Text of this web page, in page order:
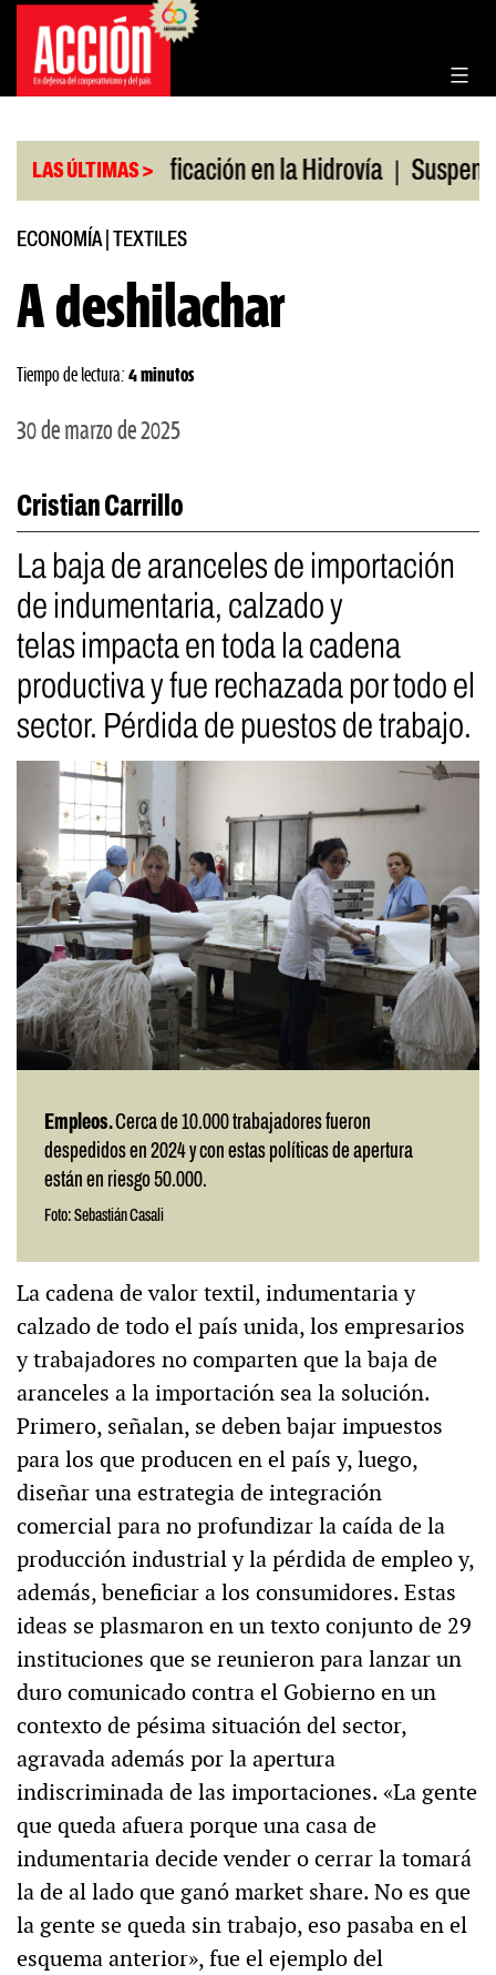
Saltar
contenido
LAS ÚLTIMAS >
| Bonificación en la Hidrovía | Suspenden
ECONOMÍA| TEXTILES
A deshilachar
Tiempo de lectura: 4 minutos
30 de marzo de 2025
Cristian Carrillo
La baja de aranceles de importación
de indumentaria, calzado y
telas impacta en toda la cadena
productiva y fue rechazada por todo el
sector. Pérdida de puestos de trabajo.
Empleos.Cerca de 10.000 trabajadores fueron
despedidos en 2024 y con estas políticas de apertura
están en riesgo 50.000.
Foto: Sebastián Casali
La cadena de valor textil, indumentaria y
calzado de todo el país unida, los empresarios
y trabajadores no comparten que la baja de
aranceles a la importación sea la solución.
Primero, señalan, se deben bajar impuestos
para los que producen en el país y, luego,
diseñar una estrategia de integración
comercial para no profundizar la caída de la
producción industrial y la pérdida de empleo y,
además, beneficiar a los consumidores. Estas
ideas se plasmaron en un texto conjunto de 29
instituciones que se reunieron para lanzar un
duro comunicado contra el Gobierno en un
contexto de pésima situación del sector,
agravada además por la apertura
indiscriminada de las importaciones. «La gente
que queda afuera porque una casa de
indumentaria decide vender o cerrar la tomará
la de al lado que ganó market share. No es que
la gente se queda sin trabajo, eso pasaba en el
esquema anterior», fue el ejemplo del